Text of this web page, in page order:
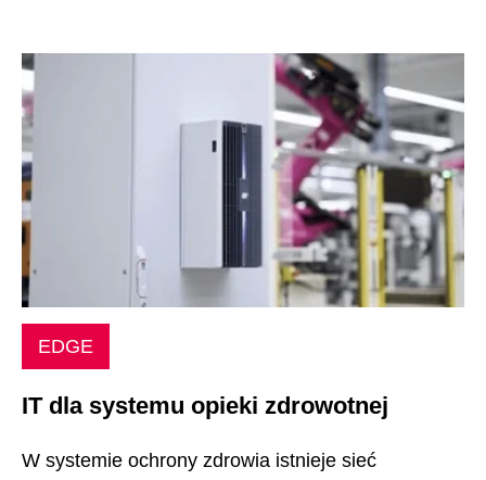
EDGE
IT dla systemu opieki zdrowotnej
W systemie ochrony zdrowia istnieje sieć